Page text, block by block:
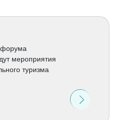
форума
мероприятия
туризма